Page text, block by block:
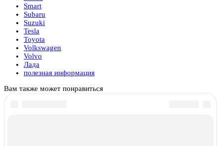
Smart
Subaru
Suzuki
Tesla
Toyota
Volkswagen
Volvo
Лада
полезная информация
Вам также может понравиться